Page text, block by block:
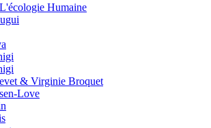
Humaine
& Virginie Broquet
Love